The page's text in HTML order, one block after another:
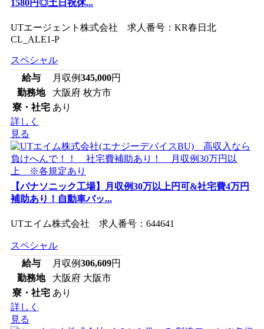
1580円◎土日祝休...
UTエージェント株式会社 求人番号：KR春日北
CL_ALE1-P
スペシャル
給与
月収例345,000円
勤務地
大阪府 枚方市
寮・社宅 あり
詳しく
見る
【パナソニック工場】月収例30万以上円可&社宅費4万円
補助あり！自動車バッ...
UTエイム株式会社 求人番号：644641
スペシャル
給与
月収例306,609円
勤務地
大阪府 大阪市
寮・社宅 あり
詳しく
見る